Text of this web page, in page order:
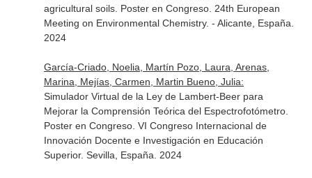
agricultural soils. Poster en Congreso. 24th European
Meeting on Environmental Chemistry. - Alicante, España.
2024
García-Criado, Noelia, Martín Pozo, Laura, Arenas,
Marina, Mejías, Carmen, Martin Bueno, Julia:
Simulador Virtual de la Ley de Lambert-Beer para
Mejorar la Comprensión Teórica del Espectrofotómetro.
Poster en Congreso. VI Congreso Internacional de
Innovación Docente e Investigación en Educación
Superior. Sevilla, España. 2024